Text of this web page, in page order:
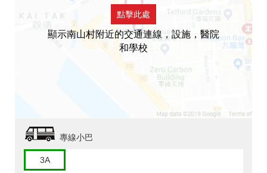
點擊此處
顯示南山村附近的交通連線，設施，醫院
和學校
專線小巴
3A